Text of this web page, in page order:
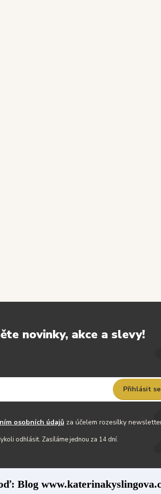
novinky, akce a slevy!
Přihlásit se
osobních údajůza účelem rozesílky
odhlásit. Zasíláme jednou za 14 dní.
Blog